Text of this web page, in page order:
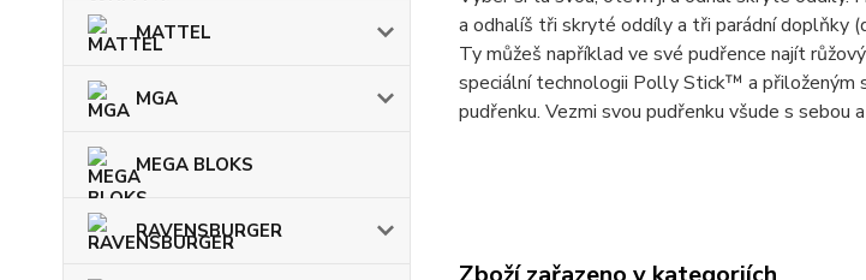
MATTEL
MGA
MEGA BLOKS
RAVENSBURGER
a odhalíš tři skryté oddíly a tři parádní doplňky
Ty můžeš například ve své pudřence najít
speciální technologii Polly Stick™ a přiloženým
pudřenku. Vezmi svou pudřenku všude s